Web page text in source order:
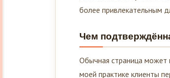
более привлекательным
Чем
Обычная страница может
моей практике клиенты